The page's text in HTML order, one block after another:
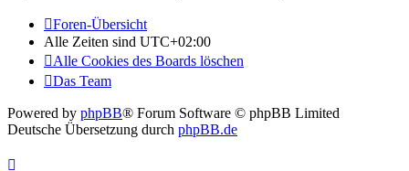
Foren-Übersicht
Alle Zeiten sind UTC+02:00
Alle Cookies des Boards löschen
Das Team
Powered by phpBB® Forum Software © phpBB Limited
Deutsche Übersetzung durch phpBB.de